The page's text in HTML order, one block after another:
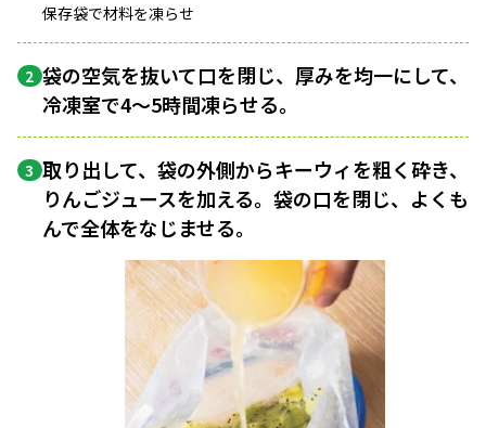
保存袋で材料を凍らせ
2 袋の空気を抜いて口を閉じ、厚みを均一にして、
冷凍室で4～5時間凍らせる。
3 取り出して、袋の外側からキーウィを粗く砕き、
りんごジュースを加える。袋の口を閉じ、よくも
んで全体をなじませる。